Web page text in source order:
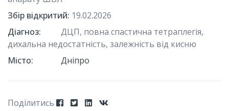
Збір відкритий: 19.02.2026
Діагноз:
ДЦП, повна спастична тетраплегія,
дихальна недостатність, залежність від кисню
Місто:
Дніпро
Поділитись